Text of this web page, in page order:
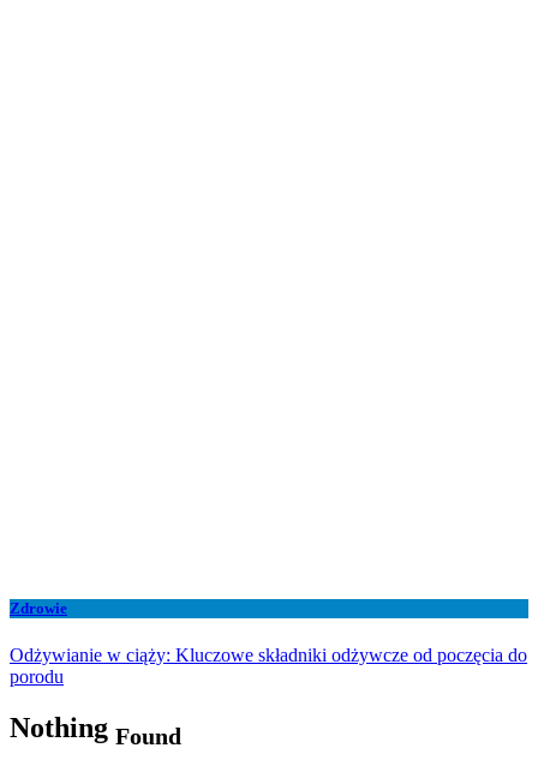
Zdrowie
Odżywianie w ciąży: Kluczowe składniki odżywcze od poczęcia do
porodu
Nothing Found